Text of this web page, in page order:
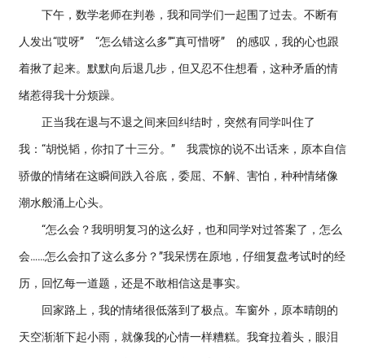
下午，数学老师在判卷，我和同学们一起围了过去。不断有
人发出“哎呀” “怎么错这么多”“真可惜呀” 的感叹，我的心也跟
着揪了起来。默默向后退几步，但又忍不住想看，这种矛盾的情
绪惹得我十分烦躁。
正当我在退与不退之间来回纠结时，突然有同学叫住了
我：“胡悦韬，你扣了十三分。” 我震惊的说不出话来，原本自信
骄傲的情绪在这瞬间跌入谷底，委屈、不解、害怕，种种情绪像
潮水般涌上心头。
“怎么会？我明明复习的这么好，也和同学对过答案了，怎么
会……怎么会扣了这么多分？”我呆愣在原地，仔细复盘考试时的经
历，回忆每一道题，还是不敢相信这是事实。
回家路上，我的情绪很低落到了极点。车窗外，原本晴朗的
天空渐渐下起小雨，就像我的心情一样糟糕。我耷拉着头，眼泪